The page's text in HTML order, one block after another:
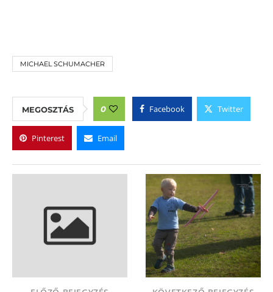
MICHAEL SCHUMACHER
MEGOSZTÁS 0 Facebook Twitter
Pinterest Email